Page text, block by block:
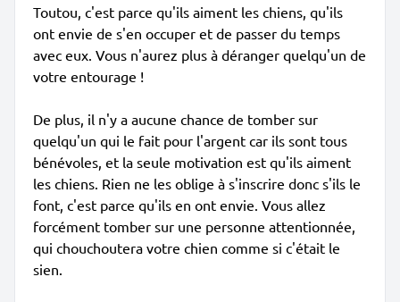
Toutou, c'est parce qu'ils aiment les chiens, qu'ils
ont envie de s'en occuper et de passer du temps
avec eux. Vous n'aurez plus à déranger quelqu'un de
votre entourage !
De plus, il n'y a aucune chance de tomber sur
quelqu'un qui le fait pour l'argent car ils sont tous
bénévoles, et la seule motivation est qu'ils aiment
les chiens. Rien ne les oblige à s'inscrire donc s'ils le
font, c'est parce qu'ils en ont envie. Vous allez
forcément tomber sur une personne attentionnée,
qui chouchoutera votre chien comme si c'était le
sien.